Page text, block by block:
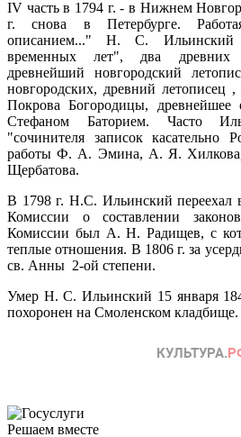
IV часть в 1794 г. - в Нижнем
г. снова в Петербурге.
описанием..." Н. С. Ильинский
временных лет", два древних
древнейший новгородский
новгородских, древний летописец
Покрова Богородицы, древнейшее
Стефаном Баторием. Часто
"сочинителя записок касательно
работы Ф. А. Эмина, А. Я.
Щербатова.
В 1798 г. Н.С. Ильинский переехал
Комиссии о составлении
Комиссии был А. Н. Радищев, с
теплые отношения. В 1806 г. за
св. Анны 2-ой степени.
Умер Н. С. Ильинский 15 января
похоронен на Смоленском кладбище.
Решаем вместе